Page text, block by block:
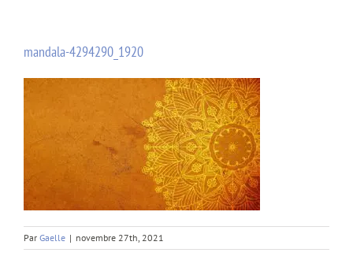
mandala-4294290_1920
Par Gaelle | novembre 27th, 2021